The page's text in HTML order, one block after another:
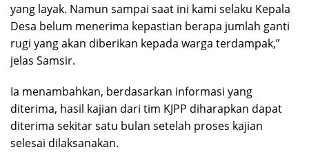
yang layak. Namun sampai saat ini kami selaku Kepala
Desa belum menerima kepastian berapa jumlah ganti
rugi yang akan diberikan kepada warga terdampak,”
jelas Samsir.
Ia menambahkan, berdasarkan informasi yang
diterima, hasil kajian dari tim KJPP diharapkan dapat
diterima sekitar satu bulan setelah proses kajian
selesai dilaksanakan.